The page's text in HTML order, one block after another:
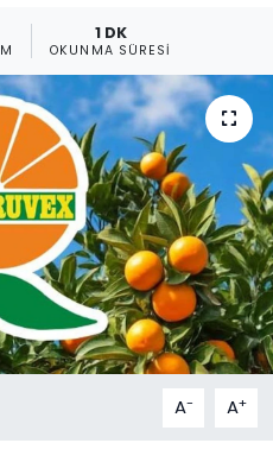
1 DK
OKUNMA SÜRESI
A- A+